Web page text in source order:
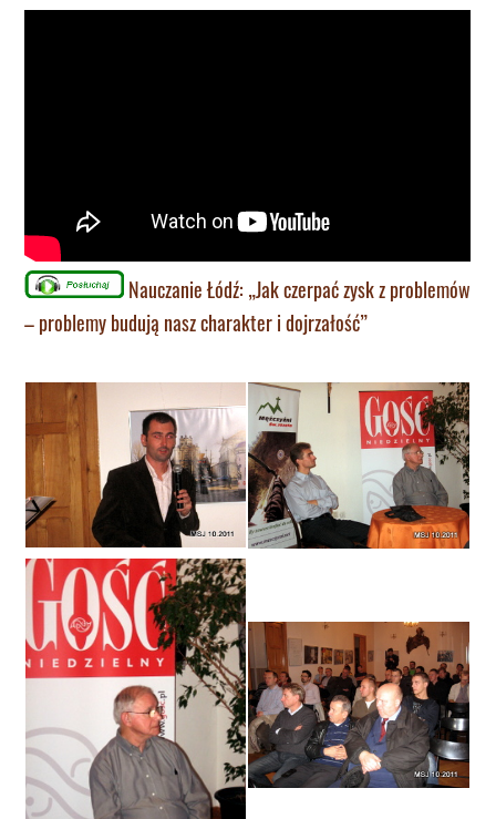
Nauczanie Łódź: „Jak czerpać zysk z problemów
– problemy budują nasz charakter i dojrzałość”